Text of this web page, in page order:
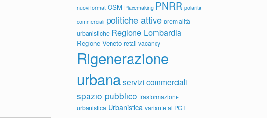
nuovi format OSM Placemaking PNRR polarità
commerciali politiche attive premialità
urbanistiche Regione Lombardia
Regione Veneto retail vacancy
Rigenerazione
urbanaservizi commerciali
spazio pubblico trasformazione
urbanistica Urbanistica variante al PGT